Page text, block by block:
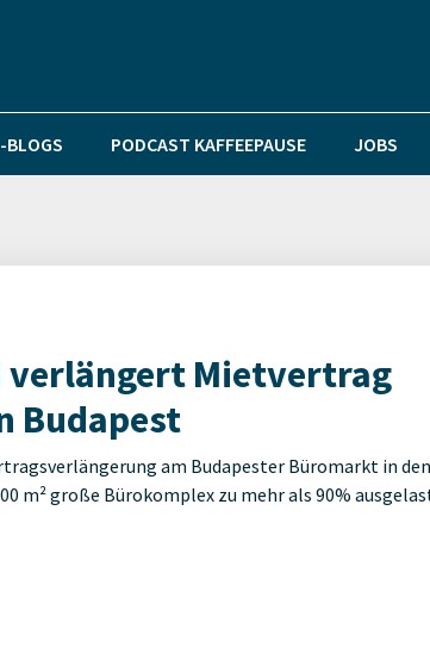
BLOGS PODCAST KAFFEEPAUSE JOBS
verlängert Mietvertrag
Budapest
am Budapester Büromarkt in den
m² große Bürokomplex zu mehr als 90%